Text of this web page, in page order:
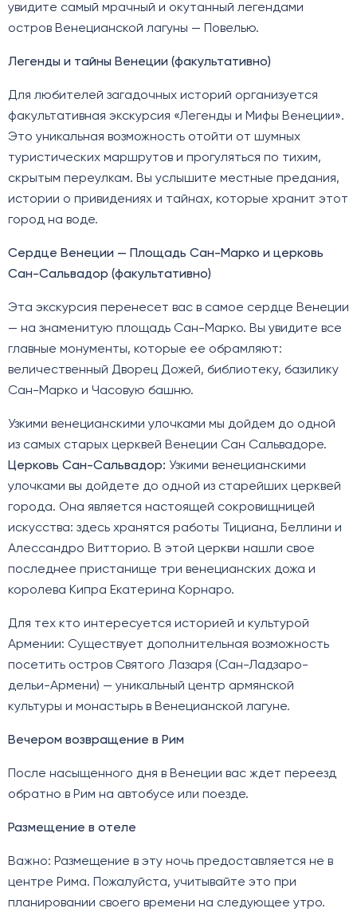
увидите самый мрачный и окутанный легендами
остров Венецианской лагуны — Повелью.
Легенды и тайны Венеции (факультативно)
Для любителей загадочных историй организуется
факультативная экскурсия «Легенды и Мифы Венеции».
Это уникальная возможность отойти от шумных
туристических маршрутов и прогуляться по тихим,
скрытым переулкам. Вы услышите местные предания,
истории о привидениях и тайнах, которые хранит этот
город на воде.
Сердце Венеции — Площадь Сан-Марко и церковь
Сан-Сальвадор (факультативно)
Эта экскурсия перенесет вас в самое сердце Венеции
— на знаменитую площадь Сан-Марко. Вы увидите все
главные монументы, которые ее обрамляют:
величественный Дворец Дожей, библиотеку, базилику
Сан-Марко и Часовую башню.
Узкими венецианскими улочками мы дойдем до одной
из самых старых церквей Венеции Сан Сальвадоре.
Церковь Сан-Сальвадор: Узкими венецианскими
улочками вы дойдете до одной из старейших церквей
города. Она является настоящей сокровищницей
искусства: здесь хранятся работы Тициана, Беллини и
Алессандро Витторио. В этой церкви нашли свое
последнее пристанище три венецианских дожа и
королева Кипра Екатерина Корнаро.
Для тех кто интересуется историей и культурой
Армении: Существует дополнительная возможность
посетить остров Святого Лазаря (Сан-Ладзаро-
дельи-Армени) — уникальный центр армянской
культуры и монастырь в Венецианской лагуне.
Вечером возвращение в Рим
После насыщенного дня в Венеции вас ждет переезд
обратно в Рим на автобусе или поезде.
Размещение в отеле
Важно: Размещение в эту ночь предоставляется не в
центре Рима. Пожалуйста, учитывайте это при
планировании своего времени на следующее утро.